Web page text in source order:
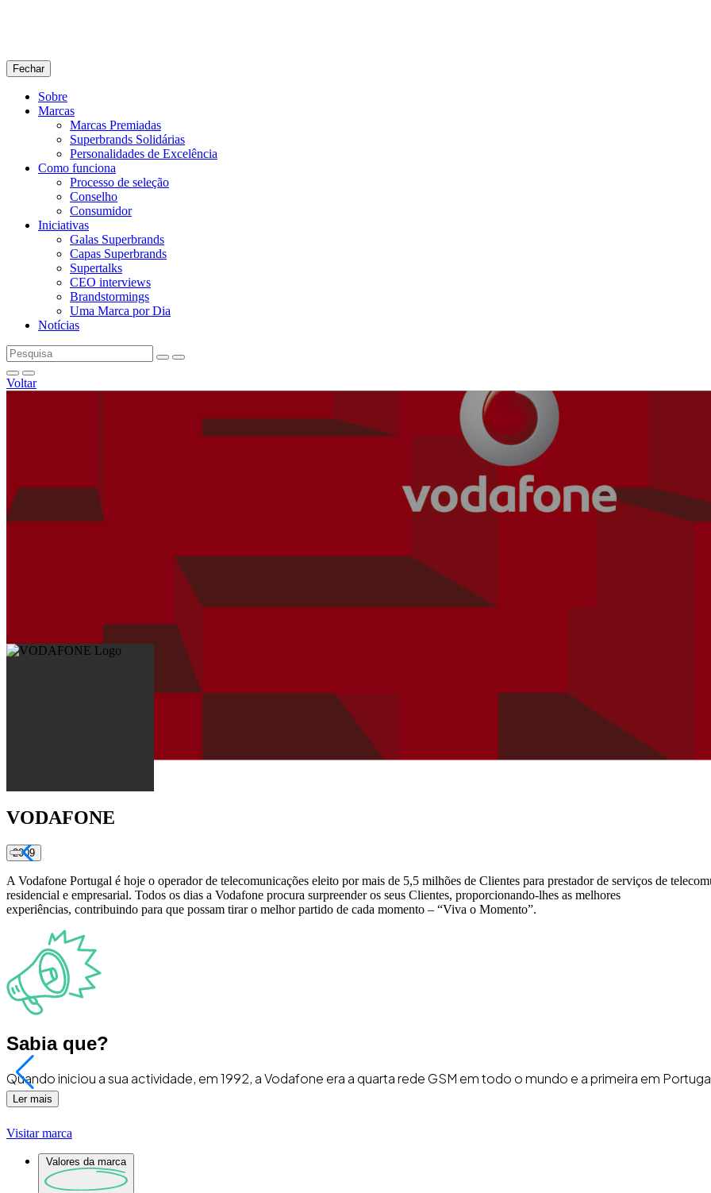
Fechar
Sobre
Marcas
Marcas Premiadas
Superbrands Solidárias
Personalidades de Excelência
Como funciona
Processo de seleção
Conselho
Consumidor
Iniciativas
Galas Superbrands
Capas Superbrands
Supertalks
CEO interviews
Brandstormings
Uma Marca por Dia
Notícias
Voltar
VODAFONE
2009
A Vodafone Portugal é hoje o operador de telecomunicações eleito por mais de 5,5 milhões de Clientes para prestador de serviços de
residencial e empresarial. Todos os dias a Vodafone procura surpreender os seus Clientes, proporcionando-lhes as melhores
experiências, contribuindo para que possam tirar o melhor partido de cada momento – “Viva o Momento”.
Sabia que?
Quando iniciou a sua actividade, em 1992, a Vodafone era a quarta rede GSM em todo o mundo e a primeira em
Ler mais
Visitar marca
Valores da marca